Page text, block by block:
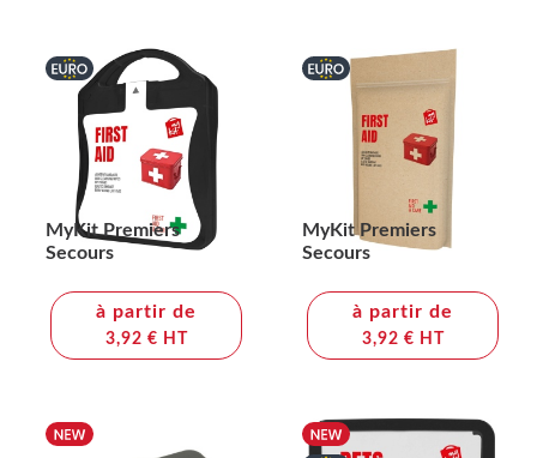
MyKit Premiers
Secours
à partir de
3,92 € HT
MyKit Premiers
Secours
à partir de
3,92 € HT